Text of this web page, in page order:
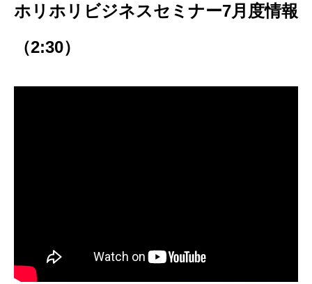
ホリホリビジネスセミナー7月度情報
（2:30）